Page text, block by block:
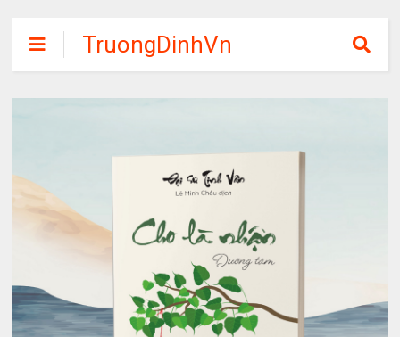
TruongDinhVn
Chia sẽ ebook,
các khóa học,
tập miễn phí